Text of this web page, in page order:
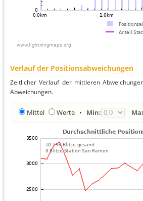
Verlauf der Positionsabweichungen
Zeitlicher Verlauf der mittleren
Abweichungen.
Mittel Werte • Min: